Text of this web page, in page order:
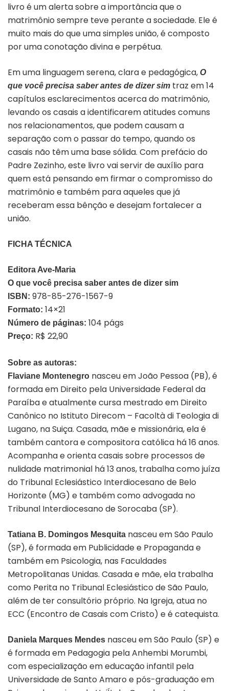
livro é um alerta sobre a importância que o
matrimônio sempre teve perante a sociedade. Ele é
muito mais do que uma simples união, é composto
por uma conotação divina e perpétua.
Em uma linguagem serena, clara e pedagógica, O
que você precisa saber antes de dizer sim traz em 14
capítulos esclarecimentos acerca do matrimônio,
levando os casais a identificarem atitudes comuns
nos relacionamentos, que podem causam a
separação com o passar do tempo, quando os
casais não têm uma base sólida. Com prefácio do
Padre Zezinho, este livro vai servir de auxílio para
quem está pensando em firmar o compromisso do
matrimônio e também para aqueles que já
receberam essa bênção e desejam fortalecer a
união.
FICHA TÉCNICA
Editora Ave-Maria
O que você precisa saber antes de dizer sim
ISBN: 978-85-276-1567-9
Formato: 14×21
Número de páginas: 104 págs
Preço: R$ 22,90
Sobre as autoras:
Flaviane Montenegro nasceu em João Pessoa (PB), é
formada em Direito pela Universidade Federal da
Paraíba e atualmente cursa mestrado em Direito
Canônico no Istituto Direcom – Facoltà di Teologia di
Lugano, na Suiça. Casada, mãe e missionária, ela é
também cantora e compositora católica há 16 anos.
Acompanha e orienta casais sobre processos de
nulidade matrimonial há 13 anos, trabalha como juíza
do Tribunal Eclesiástico Interdiocesano de Belo
Horizonte (MG) e também como advogada no
Tribunal Interdiocesano de Sorocaba (SP).
Tatiana B. Domingos Mesquita nasceu em São Paulo
(SP), é formada em Publicidade e Propaganda e
também em Psicologia, nas Faculdades
Metropolitanas Unidas. Casada e mãe, ela trabalha
como Perita no Tribunal Eclesiástico de São Paulo,
além de ter consultório próprio. Na Igreja, atua no
ECC (Encontro de Casais com Cristo) e é catequista.
Daniela Marques Mendes nasceu em São Paulo (SP) e
é formada em Pedagogia pela Anhembi Morumbi,
com especialização em educação infantil pela
Universidade de Santo Amaro e pós-graduação em